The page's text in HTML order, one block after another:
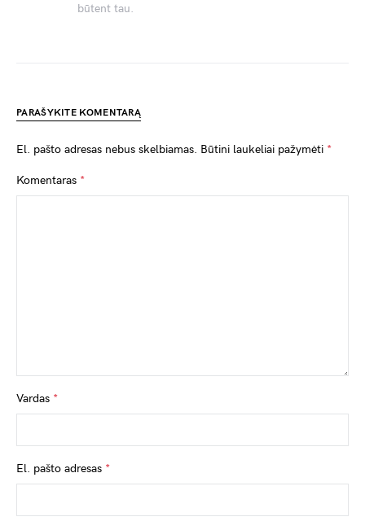
būtent tau.
PARAŠYKITE KOMENTARĄ
El. pašto adresas nebus skelbiamas. Būtini laukeliai pažymėti *
Komentaras *
Vardas *
El. pašto adresas *